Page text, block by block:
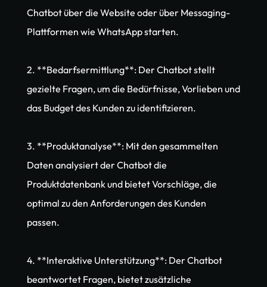
Chatbot über die Website oder über Messaging-
Plattformen wie WhatsApp starten.
2. **Bedarfsermittlung**: Der Chatbot stellt
gezielte Fragen, um die Bedürfnisse, Vorlieben und
das Budget des Kunden zu identifizieren.
3. **Produktanalyse**: Mit den gesammelten
Daten analysiert der Chatbot die
Produktdatenbank und bietet Vorschläge, die
optimal zu den Anforderungen des Kunden
passen.
4. **Interaktive Unterstützung**: Der Chatbot
beantwortet Fragen, bietet zusätzliche